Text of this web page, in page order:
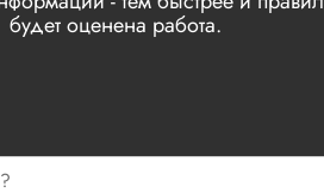
будет оценена работа.